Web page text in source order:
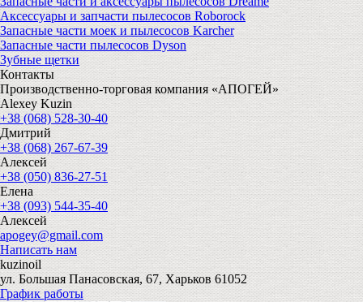
Аксессуары и запчасти пылесосов Roborock
Запасные части моек и пылесосов Karcher
Запасные части пылесосов Dyson
Зубные щетки
Контакты
Производственно-торговая компания «АПОГЕЙ»
Alexey Kuzin
+38 (068) 528-30-40
Дмитрий
+38 (068) 267-67-39
Алексей
+38 (050) 836-27-51
Елена
+38 (093) 544-35-40
Алексей
apogey@gmail.com
Написать нам
kuzinoil
ул. Большая Панасовская, 67, Харьков 61052
График работы